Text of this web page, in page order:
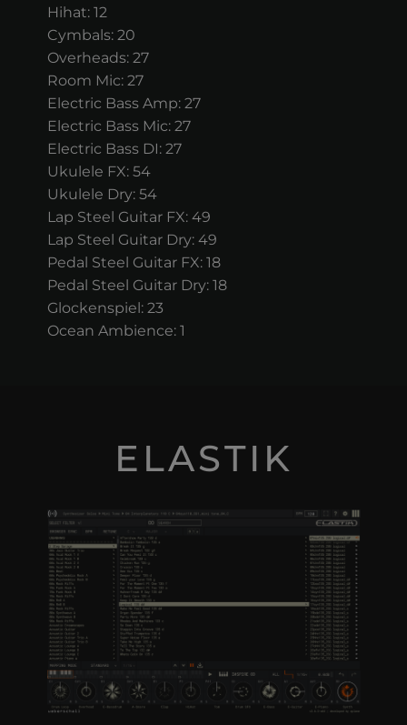
Hihat: 12
Cymbals: 20
Overheads: 27
Room Mic: 27
Electric Bass Amp: 27
Electric Bass Mic: 27
Electric Bass DI: 27
Ukulele FX: 54
Ukulele Dry: 54
Lap Steel Guitar FX: 49
Lap Steel Guitar Dry: 49
Pedal Steel Guitar FX: 18
Pedal Steel Guitar Dry: 18
Glockenspiel: 23
Ocean Ambience: 1
ELASTIK